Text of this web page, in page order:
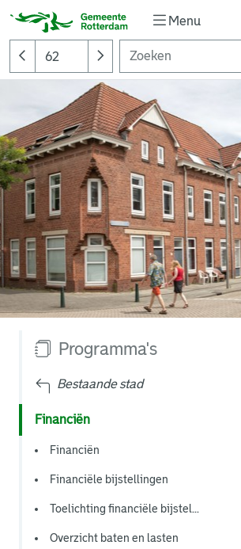
Menu
Programma's
Bestaande stad
Financiën
Financiën
Financiële bijstellingen
Toelichting financiële bijstel...
Overzicht baten en lasten